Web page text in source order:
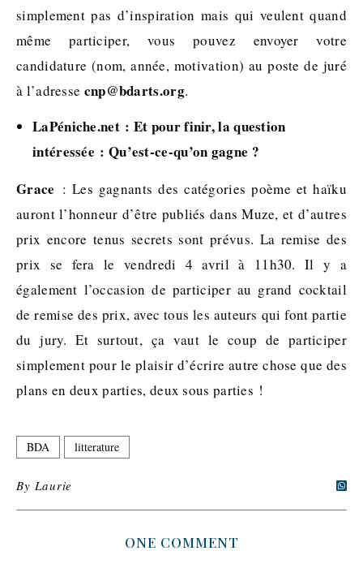
simplement pas d’inspiration mais qui veulent quand
même participer, vous pouvez envoyer votre
candidature (nom, année, motivation) au poste de juré
à l’adresse cnp@bdarts.org.
LaPéniche.net : Et pour finir, la question
intéressée : Qu’est-ce-qu’on gagne ?
Grace : Les gagnants des catégories poème et haïku
auront l’honneur d’être publiés dans Muze, et d’autres
prix encore tenus secrets sont prévus. La remise des
prix se fera le vendredi 4 avril à 11h30. Il y a
également l’occasion de participer au grand cocktail
de remise des prix, avec tous les auteurs qui font partie
du jury. Et surtout, ça vaut le coup de participer
simplement pour le plaisir d’écrire autre chose que des
plans en deux parties, deux sous parties !
BDA litterature
ByLaurie
ONE COMMENT